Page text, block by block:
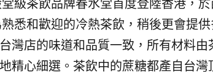
級茶飲品牌春水堂首度登陸香港，
悉和歡迎的冷熱茶飲，稍後更會提
灣店的味道和品質一致，所有材料由
精心細選。茶飲中的蔗糖都產自台灣